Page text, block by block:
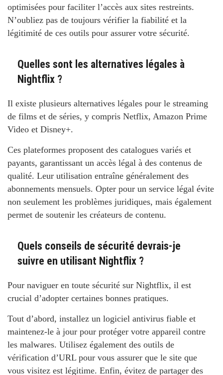
optimisées pour faciliter l’accès aux sites restreints.
N’oubliez pas de toujours vérifier la fiabilité et la
légitimité de ces outils pour assurer votre sécurité.
Quelles sont les alternatives légales à
Nightflix ?
Il existe plusieurs alternatives légales pour le streaming
de films et de séries, y compris Netflix, Amazon Prime
Video et Disney+.
Ces plateformes proposent des catalogues variés et
payants, garantissant un accès légal à des contenus de
qualité. Leur utilisation entraîne généralement des
abonnements mensuels. Opter pour un service légal évite
non seulement les problèmes juridiques, mais également
permet de soutenir les créateurs de contenu.
Quels conseils de sécurité devrais-je
suivre en utilisant Nightflix ?
Pour naviguer en toute sécurité sur Nightflix, il est
crucial d’adopter certaines bonnes pratiques.
Tout d’abord, installez un logiciel antivirus fiable et
maintenez-le à jour pour protéger votre appareil contre
les malwares. Utilisez également des outils de
vérification d’URL pour vous assurer que le site que
vous visitez est légitime. Enfin, évitez de partager des